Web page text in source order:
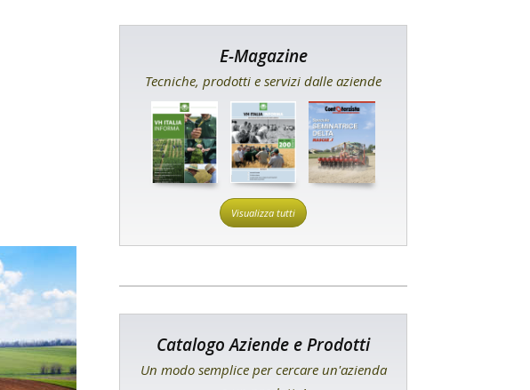
E-Magazine
Tecniche, prodotti e servizi dalle aziende
Visualizza tutti
Catalogo Aziende e Prodotti
Un modo semplice per cercare un'azienda